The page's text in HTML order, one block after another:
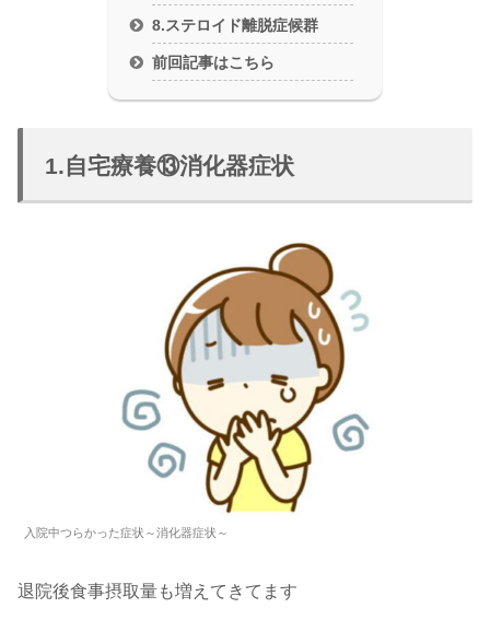
8.ステロイド離脱症候群
前回記事はこちら
1.自宅療養⑬消化器症状
入院中つらかった症状～消化器症状～
退院後食事摂取量も増えてきてます